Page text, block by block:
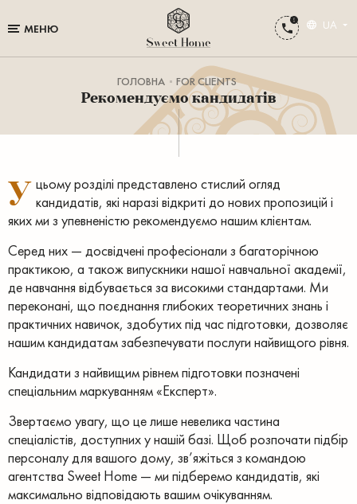
МЕНЮ UA
ГОЛОВНА FOR CLIENTS
Рекомендуємо кандидатів
У цьому розділі представлено стислий огляд
кандидатів, які наразі відкриті до нових пропозицій і
яких ми з упевненістю рекомендуємо нашим клієнтам.
Серед них — досвідчені професіонали з багаторічною
практикою, а також випускники нашої навчальної академії,
де навчання відбувається за високими стандартами. Ми
переконані, що поєднання глибоких теоретичних знань і
практичних навичок, здобутих під час підготовки, дозволяє
нашим кандидатам забезпечувати послуги найвищого рівня.
Кандидати з найвищим рівнем підготовки позначені
спеціальним маркуванням «Експерт».
Звертаємо увагу, що це лише невелика частина
спеціалістів, доступних у нашій базі. Щоб розпочати підбір
персоналу для вашого дому, зв’яжіться з командою
агентства Sweet Home — ми підберемо кандидатів, які
максимально відповідають вашим очікуванням.